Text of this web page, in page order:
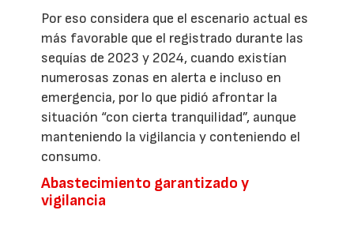
Por eso considera que el escenario actual es
más favorable que el registrado durante las
sequías de 2023 y 2024, cuando existían
numerosas zonas en alerta e incluso en
emergencia, por lo que pidió afrontar la
situación “con cierta tranquilidad”, aunque
manteniendo la vigilancia y conteniendo el
consumo.
Abastecimiento garantizado y
vigilancia